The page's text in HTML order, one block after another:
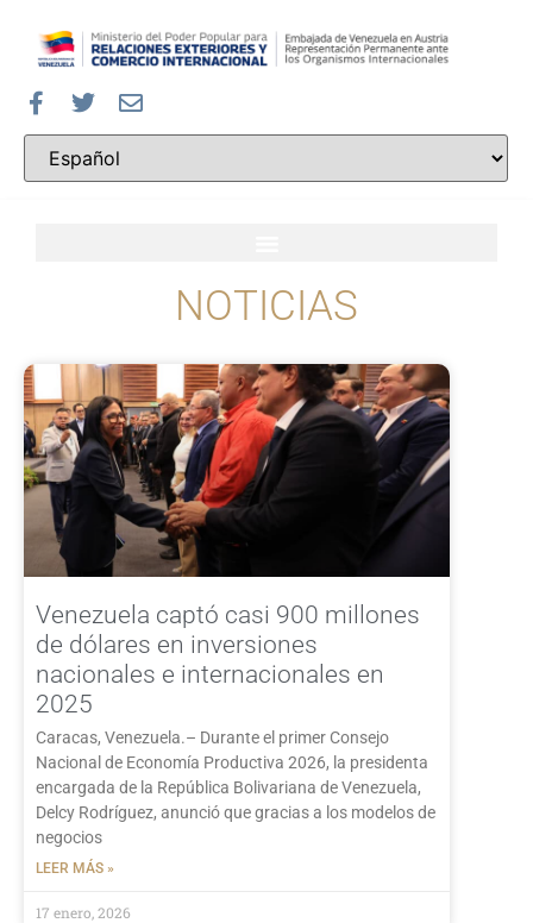
NOTICIAS
Venezuela captó casi 900 millones
de dólares en inversiones
nacionales e internacionales en
2025
Caracas, Venezuela.– Durante el primer Consejo
Nacional de Economía Productiva 2026, la presidenta
encargada de la República Bolivariana de Venezuela,
Delcy Rodríguez, anunció que gracias a los modelos de
negocios
LEER MÁS »
17 enero, 2026